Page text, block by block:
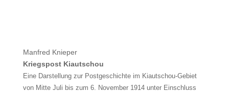
Manfred Knieper
Kriegspost Kiautschou
Eine Darstellung zur Postgeschichte im Kiautschou-Gebiet
von Mitte Juli bis zum 6. November 1914 unter Einschluss